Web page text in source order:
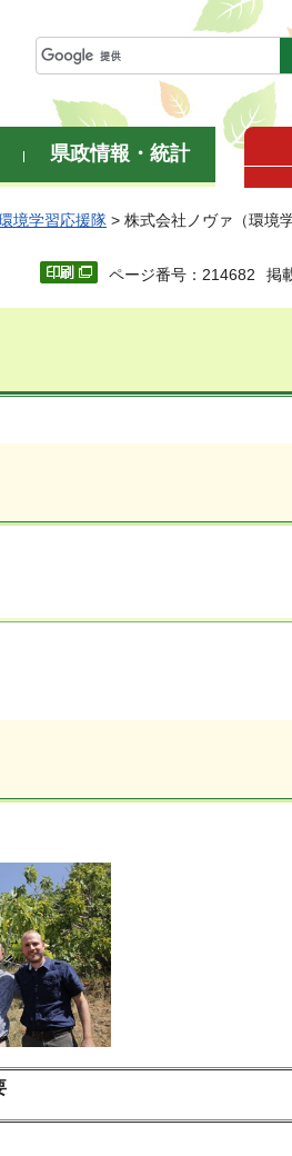
県政情報・統計
境学習応援隊 > 株式会社ノヴァ（環境
ページ番号：214682 掲